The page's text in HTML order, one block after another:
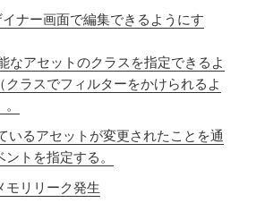
ナー画面で編集できるようにす
なアセットのクラスを指定できるよ
クラスでフィルターをかけられるよ
いるアセットが変更されたことを通
トを指定する。
モリリーク発生